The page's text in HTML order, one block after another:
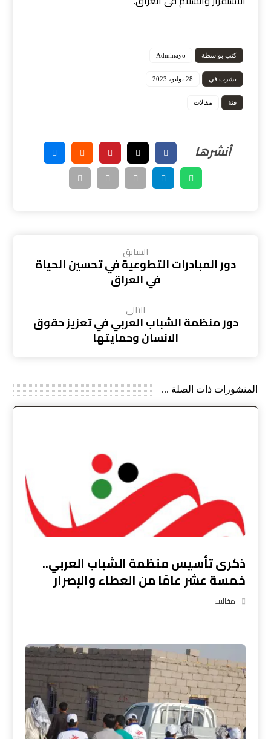
كتب بواسطة Adminayo
نشرت في 28 يوليو، 2023
فئة مقالات
السابق
دور المبادرات التطوعية في تحسين الحياة
في العراق
التالى
دور منظمة الشباب العربي في تعزيز حقوق
الانسان وحمايتها
المنشورات ذات الصلة ...
ذكرى تأسيس منظمة الشباب العربي..
خمسة عشر عامًا من العطاء والإصرار
مقالات